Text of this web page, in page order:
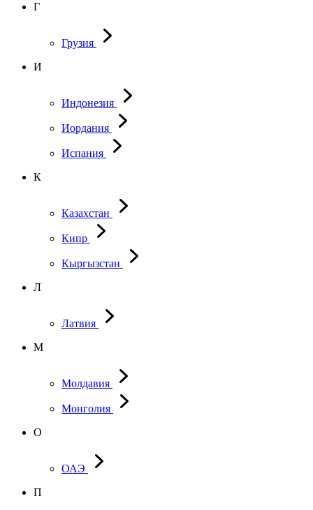
Г
Грузия
И
Индонезия
Иордания
Испания
К
Казахстан
Кипр
Кыргызстан
Л
Латвия
М
Молдавия
Монголия
О
ОАЭ
П